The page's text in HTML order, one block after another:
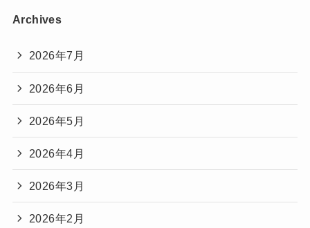
Archives
2026年7月
2026年6月
2026年5月
2026年4月
2026年3月
2026年2月